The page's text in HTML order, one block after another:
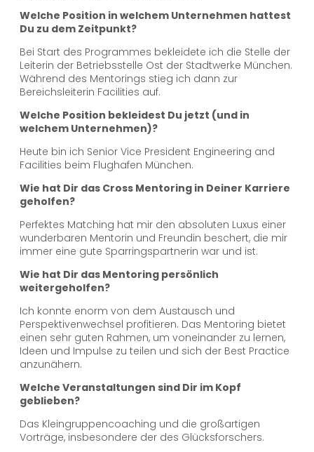
Welche Position in welchem Unternehmen hattest
Du zu dem Zeitpunkt?
Bei Start des Programmes bekleidete ich die Stelle der
Leiterin der Betriebsstelle Ost der Stadtwerke München.
Während des Mentorings stieg ich dann zur
Bereichsleiterin Facilities auf.
Welche Position bekleidest Du jetzt (und in
welchem Unternehmen)?
Heute bin ich Senior Vice President Engineering and
Facilities beim Flughafen München.
Wie hat Dir das Cross Mentoring in Deiner Karriere
geholfen?
Perfektes Matching hat mir den absoluten Luxus einer
wunderbaren Mentorin und Freundin beschert, die mir
immer eine gute Sparringspartnerin war und ist.
Wie hat Dir das Mentoring persönlich
weitergeholfen?
Ich konnte enorm von dem Austausch und
Perspektivenwechsel profitieren. Das Mentoring bietet
einen sehr guten Rahmen, um voneinander zu lernen,
Ideen und Impulse zu teilen und sich der Best Practice
anzunähern.
Welche Veranstaltungen sind Dir im Kopf
geblieben?
Das Kleingruppencoaching und die großartigen
Vorträge, insbesondere der des Glücksforschers.